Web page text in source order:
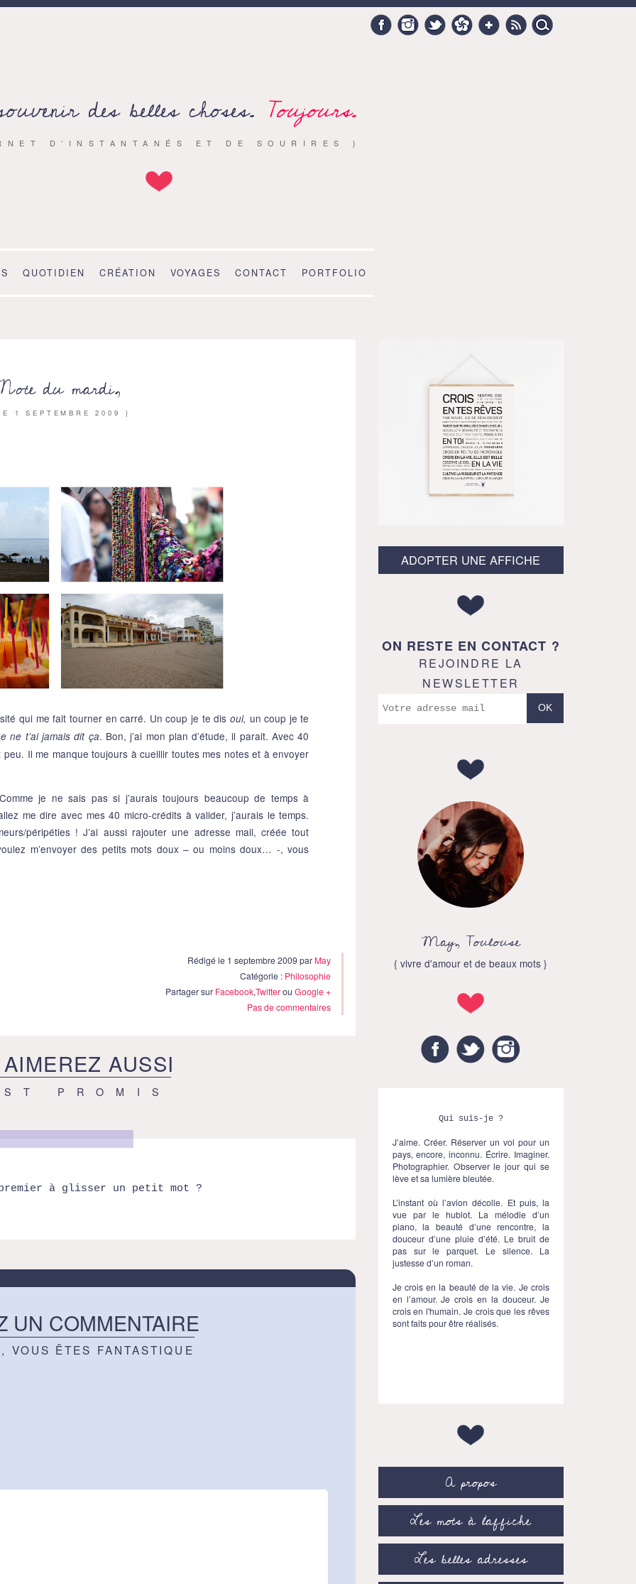
Search
for:
FacebookInstagramTwitter HellocotonGoogle +
RSS
des belles choses. Toujours.
D’INSTANTANÉS ET DE SOURIRES }
QUOTIDIEN CRÉATION VOYAGES CONTACT PORTFOLIO
du mardi,
1 SEPTEMBRE 2009 }
qui me fait tourner en carré. Un coup je te dis oui, un coup je te
e ne t’ai jamais dit ça. Bon, j’ai mon plan d’étude, il parait. Avec 40
peu. Il me manque toujours à cueillir toutes mes notes et à envoyer
je ne sais pas si j’aurais toujours beaucoup de temps à
me dire avec mes 40 micro-crédits à valider, j’aurais le temps.
péripéties ! J’ai aussi rajouter une adresse mail, créée tout
m’envoyer des petits mots doux – ou moins doux… -, vous
Rédigé le 1 septembre 2009 par May
Catégorie : Philosophie
Partager sur Facebook,TwitterouGoogle +
Pas de commentaires
AUSSI
PROMIS
à glisser un petit mot ?
UN COMMENTAIRE
VOUS ÊTES FANTASTIQUE
ADOPTER UNE AFFICHE
ON RESTE EN CONTACT ?
REJOINDRE LA
NEWSLETTER
May, Toulouse
{ vivre d'amour et de beaux mots }
FacebookTwitter
Qui suis-je ?
J’aime. Créer. Réserver un vol pour un
pays, encore, inconnu. Écrire. Imaginer.
Photographier. Observer le jour qui se
lève et sa lumière bleutée.
L’instant où l’avion décolle. Et puis, la
vue par le hublot. La mélodie d’un
piano, la beauté d’une rencontre, la
douceur d’une pluie d’été. Le bruit de
pas sur le parquet. Le silence. La
justesse d’un roman.
Je crois en la beauté de la vie. Je crois
en l’amour. Je crois en la douceur. Je
crois en l'humain. Je crois que les rêves
sont faits pour être réalisés.
A propos
Les mots à l’affiche
Les belles adresses